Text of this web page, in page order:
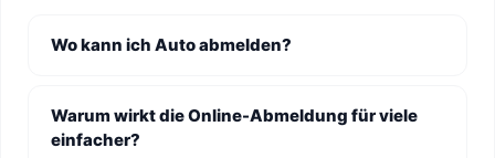
Wo kann ich Auto abmelden?
Warum wirkt die Online-Abmeldung für viele
einfacher?